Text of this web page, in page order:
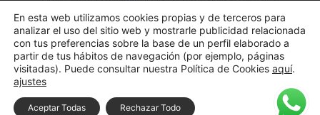
Nº de autorización sanitaria: CS7211
Aviso de privacidad|Política de cookies|Aviso Legal
En esta web utilizamos cookies propias y de terceros para
analizar el uso del sitio web y mostrarle publicidad relacionada
con tus preferencias sobre la base de un perfil elaborado a
partir de tus hábitos de navegación (por ejemplo, páginas
visitadas). Puede consultar nuestra Política de Cookies aquí.
ajustes
Aceptar Todas Rechazar Todo